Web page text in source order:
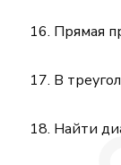
Прямая
В
Найти